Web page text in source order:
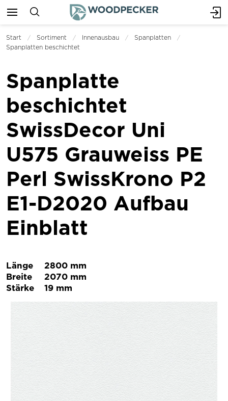
Start Sortiment Innenausbau
Spanplatten
Spanplatten beschichtet
Spanplatte
beschichtet
SwissDecor Uni
U575 Grauweiss PE
Perl SwissKrono P2
E1-D2020 Aufbau
Einblatt
Länge
2800 mm
Breite
2070 mm
Stärke
19 mm